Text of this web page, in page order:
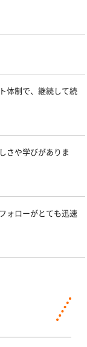
体制で、継続して続
さや学びがありま
ォローがとても迅速